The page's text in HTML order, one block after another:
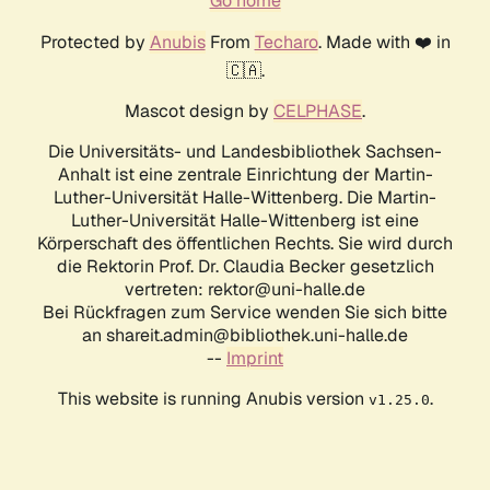
Protected by AnubisFrom Techaro. Made with ❤️ in
🇨🇦.
Mascot design by CELPHASE.
Die Universitäts- und Landesbibliothek Sachsen-
Anhalt ist eine zentrale Einrichtung der Martin-
Luther-Universität Halle-Wittenberg. Die Martin-
Luther-Universität Halle-Wittenberg ist eine
Körperschaft des öffentlichen Rechts. Sie wird durch
die Rektorin Prof. Dr. Claudia Becker gesetzlich
vertreten: rektor@uni-halle.de
Bei Rückfragen zum Service wenden Sie sich bitte
an shareit.admin@bibliothek.uni-halle.de
-- Imprint
This website is running Anubis version v1.25.0.